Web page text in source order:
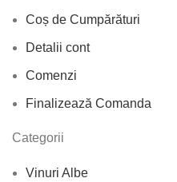
Coș de Cumpărături
Detalii cont
Comenzi
Finalizează Comanda
Categorii
Vinuri Albe